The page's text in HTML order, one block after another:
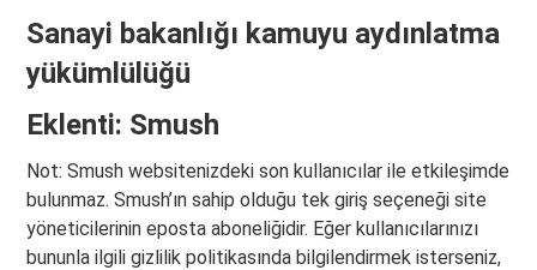
Sanayi bakanlığı kamuyu aydınlatma
yükümlülüğü
Eklenti: Smush
Not: Smush websitenizdeki son kullanıcılar ile etkileşimde
bulunmaz. Smush’ın sahip olduğu tek giriş seçeneği site
yöneticilerinin eposta aboneliğidir. Eğer kullanıcılarınızı
bununla ilgili gizlilik politikasında bilgilendirmek isterseniz,